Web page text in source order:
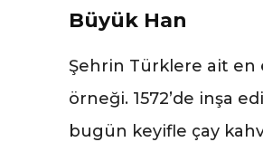
Büyük Han
Şehrin Türklere ait en
örneği. 1572’de inşa
bugün keyifle çay